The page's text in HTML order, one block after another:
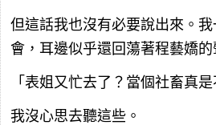
但這話我也沒有必要說出來。
會，耳邊似乎還回蕩著程藝嬌的
「表姐又忙去了？當個社畜真是
我沒心思去聽這些。